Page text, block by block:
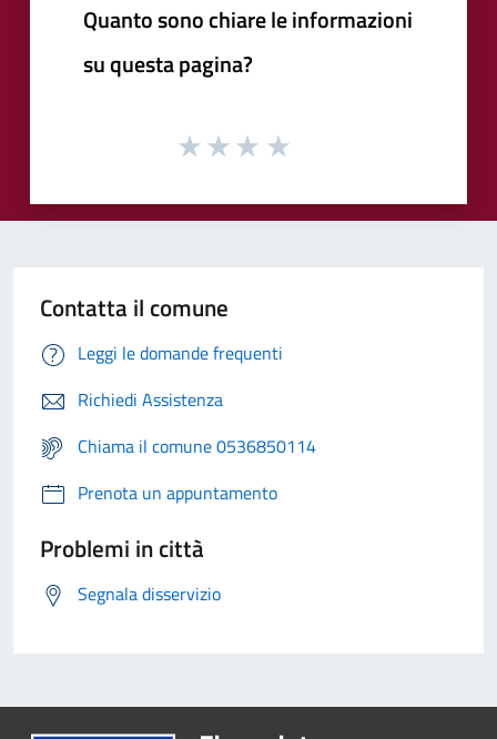
Quanto sono chiare le informazioni
su questa pagina?
Contatta il comune
Leggi le domande frequenti
Richiedi Assistenza
Chiama il comune 0536850114
Prenota un appuntamento
Problemi in città
Segnala disservizio